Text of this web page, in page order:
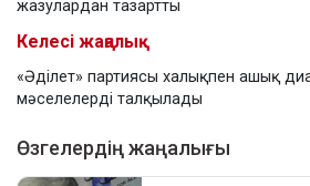
жазулардан тазартты
Келесі жаңалық
«Әділет» партиясы халықпен ашық
мәселелерді талқылады